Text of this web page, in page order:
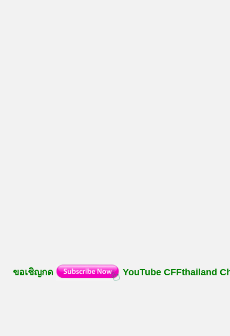
ขอเชิญกด YouTube CFFthailand